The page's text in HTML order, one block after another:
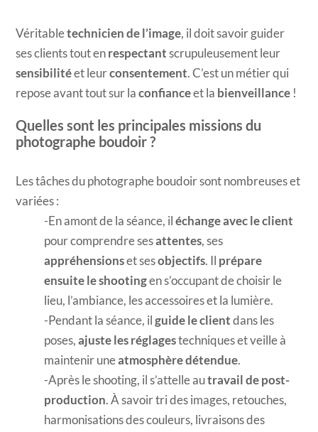
Véritabletechnicien de l’image, il doit savoir guider
ses clients tout en respectant scrupuleusement leur
sensibilitéet leurconsentement. C’est un métier qui
repose avant tout sur laconfianceet la bienveillance !
Quelles sont les principales missions du
photographe boudoir ?
Les tâches du photographe boudoir sont nombreuses et
variées :
En amont de la séance, iléchange avec le client
pour comprendre sesattentes, ses
appréhensionset sesobjectifs. Il prépare
ensuite le shootingen s’occupant de choisir le
lieu, l’ambiance, les accessoires et la lumière.
Pendant la séance, ilguide le client dans les
poses,ajuste les réglagestechniques et veille à
maintenir uneatmosphère détendue.
Après le shooting, il s’attelle autravail de post-
production. À savoir tri des images, retouches,
harmonisations des couleurs, livraisons des